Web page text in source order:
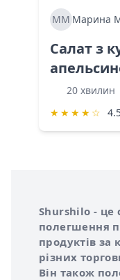
ММ Марина
Салат з
20 хвилин
★ ★ ★ ★ ☆
Про сервіс
Shurshilo - це
полегшення
продуктів за
різних
Він також